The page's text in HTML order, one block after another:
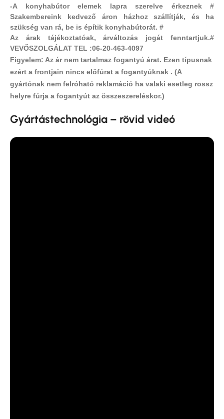
-A konyhabútor elemek lapra szerelve érkeznek #
Szakembereink kedvező áron házhoz szállítják, és ha
szükség van rá, be is építik konyhabútorát. #
Az árak tájékoztatóak, árváltozás jogát fenntartjuk.#
VEVŐSZOLGÁLAT TEL :06-20-463-4097
Figyelem: Az ár nem tartalmaz fogantyú árat. Ezen típusnak
ezért a frontjain nincs előfúrat a fogantyúknak . (A
gyártónak nem felróható reklamáció ha valaki esetleg rossz
helyre fúrja a fogantyút az összeszereléskor.)
Gyártástechnológia – rövid videó